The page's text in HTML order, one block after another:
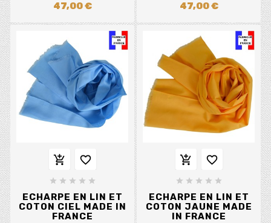
47,00 €
47,00 €
 
    
ECHARPE EN LIN ET
COTON CIEL MADE IN
FRANCE
 
    
ECHARPE EN LIN ET
COTON JAUNE MADE
IN FRANCE